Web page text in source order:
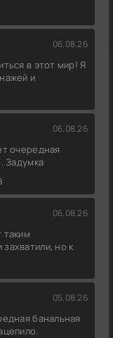
06.08.26
в этот мир! Я
и
06.08.26
очередная
Задумка
06.08.26
но к
05.08.26
банальная